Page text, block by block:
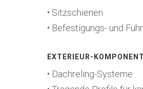
• Sitzschienen
• Befestigungs- und
EXTERIEUR-
• Dachreling-Systeme